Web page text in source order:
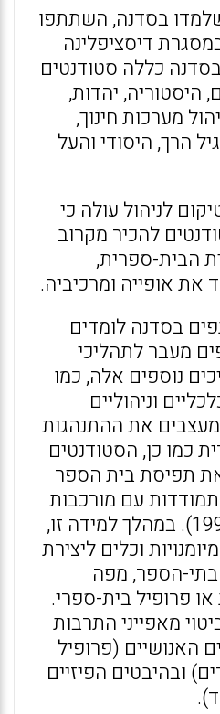
בסדנה, השתתפו
דיסציפלינה
כללה סטודנטים
היסטוריה, יהדות,
מערכות חינוך,
הרך, היסודי והעל
לניהול עולה כי
להכיר מקרוב
הבית-ספרית,
את אופייה ומרכיביה.
בסדנה לומדים
מעבר לתהליכי
נוספים אלה, כמו
וניהוליים
את ההתנהגות
כמו כן, הסטודנטים
את תפיסת בית הספר
עם מורכבות
ועם השינוי (סנג'י, 1997). במהלך למידה זו,
וכלים ליצירת
בתי-הספר, מפה
פרופיל בית-ספרי.
מאפייני התרבות
האנושיים (פרופיל
ובהיבטים הפיזיים